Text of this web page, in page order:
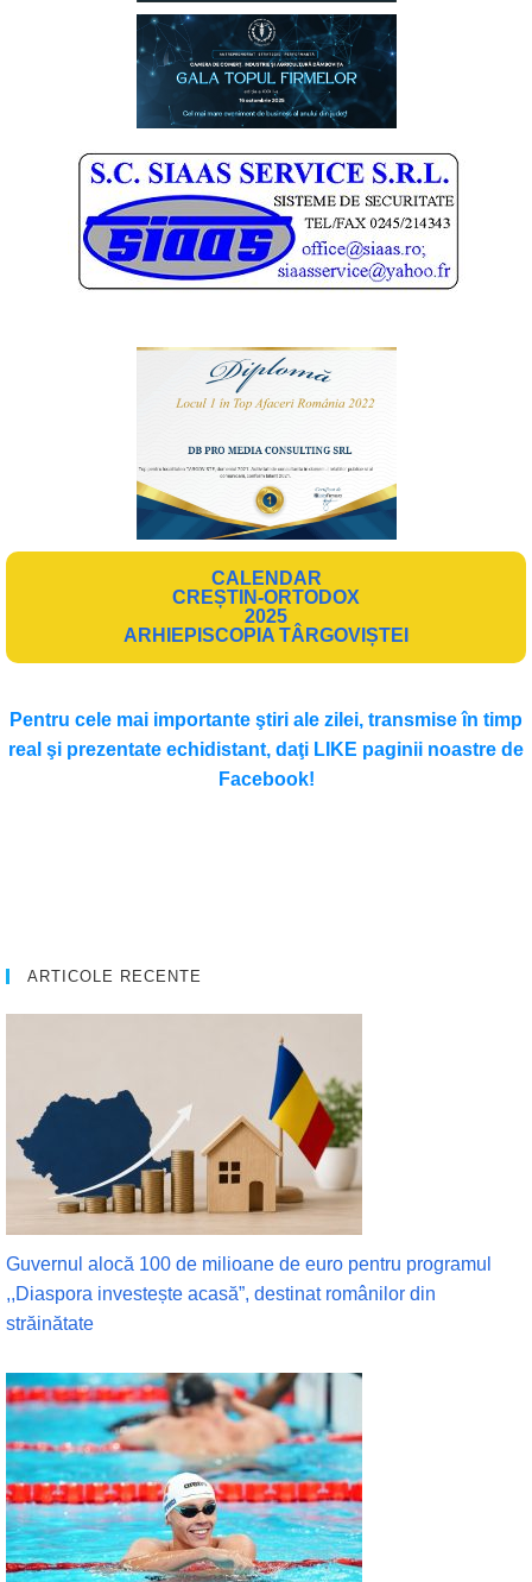
CALENDAR
CREȘTIN-ORTODOX
2025
ARHIEPISCOPIA TÂRGOVIȘTEI
Pentru cele mai importante ştiri ale zilei, transmise în timp
real şi prezentate echidistant, daţi LIKE paginii noastre de
Facebook!
ARTICOLE RECENTE
Guvernul alocă 100 de milioane de euro pentru programul
,,Diaspora investește acasă”, destinat românilor din
străinătate